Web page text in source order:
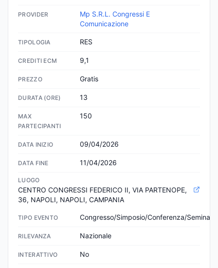
PROVIDER
Mp S.R.L. Congressi E
Comunicazione
TIPOLOGIA RES
CREDITI ECM 9,1
PREZZO Gratis
DURATA (ORE) 13
MAX
PARTECIPANTI
150
DATA INIZIO 09/04/2026
DATA FINE 11/04/2026
LUOGO
CENTRO CONGRESSI FEDERICO II, VIA PARTENOPE,
36, NAPOLI, NAPOLI, CAMPANIA
TIPO EVENTO Congresso/Simposio/Conferenza/Seminario
RILEVANZA Nazionale
INTERATTIVO No